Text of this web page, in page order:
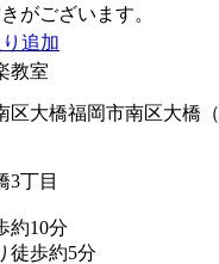
がございます。
追加
教室
区大橋福岡市南区大橋（
3丁目
約10分
徒歩約5分